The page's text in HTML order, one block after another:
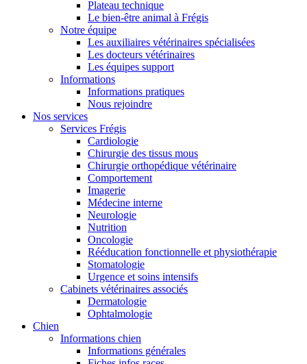
Plateau technique
Le bien-être animal à Frégis
Notre équipe
Les auxiliaires vétérinaires spécialisées
Les docteurs vétérinaires
Les équipes support
Informations
Informations pratiques
Nous rejoindre
Nos services
Services Frégis
Cardiologie
Chirurgie des tissus mous
Chirurgie orthopédique vétérinaire
Comportement
Imagerie
Médecine interne
Neurologie
Nutrition
Oncologie
Rééducation fonctionnelle et physiothérapie
Stomatologie
Urgence et soins intensifs
Cabinets vétérinaires associés
Dermatologie
Ophtalmologie
Chien
Informations chien
Informations générales